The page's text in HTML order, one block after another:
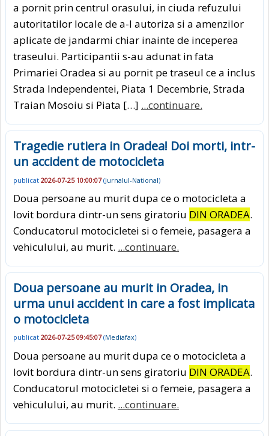
a pornit prin centrul orasului, in ciuda refuzului
autoritatilor locale de a-l autoriza si a amenzilor
aplicate de jandarmi chiar inainte de inceperea
traseului. Participantii s-au adunat in fata
Primariei Oradea si au pornit pe traseul ce a inclus
Strada Independentei, Piata 1 Decembrie, Strada
Traian Mosoiu si Piata […] ...continuare.
Tragedie rutiera in Oradea! Doi morti, intr-
un accident de motocicleta
publicat 2026-07-25 10:00:07(Jurnalul-National)
Doua persoane au murit dupa ce o motocicleta a
lovit bordura dintr-un sens giratoriu DIN ORADEA.
Conducatorul motocicletei si o femeie, pasagera a
vehiculului, au murit. ...continuare.
Doua persoane au murit in Oradea, in
urma unui accident in care a fost implicata
o motocicleta
publicat 2026-07-25 09:45:07(Mediafax)
Doua persoane au murit dupa ce o motocicleta a
lovit bordura dintr-un sens giratoriu DIN ORADEA.
Conducatorul motocicletei si o femeie, pasagera a
vehiculului, au murit. ...continuare.